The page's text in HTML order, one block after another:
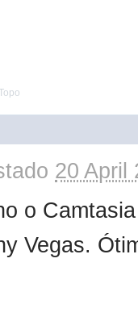
20 April
o
Vegas.